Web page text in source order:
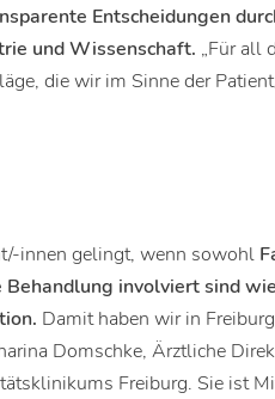
Entscheidungen
und Wissenschaft. „Für all
die wir im Sinne der
innen gelingt, wenn sowohl
involviert sind
Damit haben wir in
Domschke, Ärztliche
Freiburg. Sie ist